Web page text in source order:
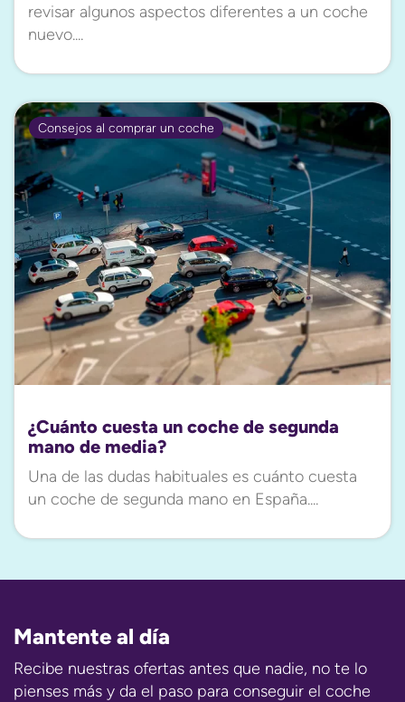
revisar algunos aspectos diferentes a un coche
nuevo....
Consejos al comprar un coche
¿Cuánto cuesta un coche de segunda
mano de media?
Una de las dudas habituales es cuánto cuesta
un coche de segunda mano en España....
Mantente al día
Recibe nuestras ofertas antes que nadie, no te lo
pienses más y da el paso para conseguir el coche